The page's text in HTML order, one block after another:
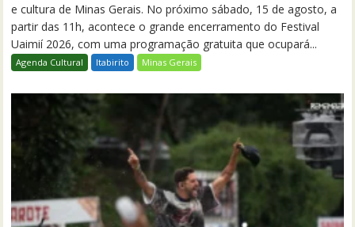
e cultura de Minas Gerais. No próximo sábado, 15 de agosto, a
partir das 11h, acontece o grande encerramento do Festival
Uaimií 2026, com uma programação gratuita que ocupará...
Agenda Cultural Itabirito Minas Gerais